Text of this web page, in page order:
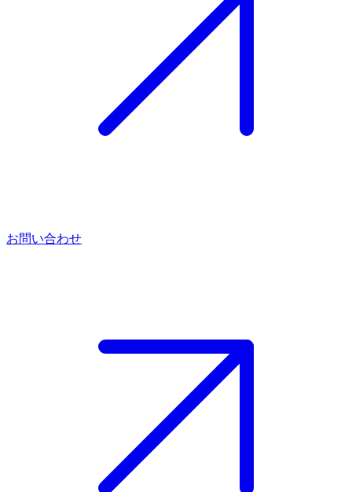
お問い合わせ